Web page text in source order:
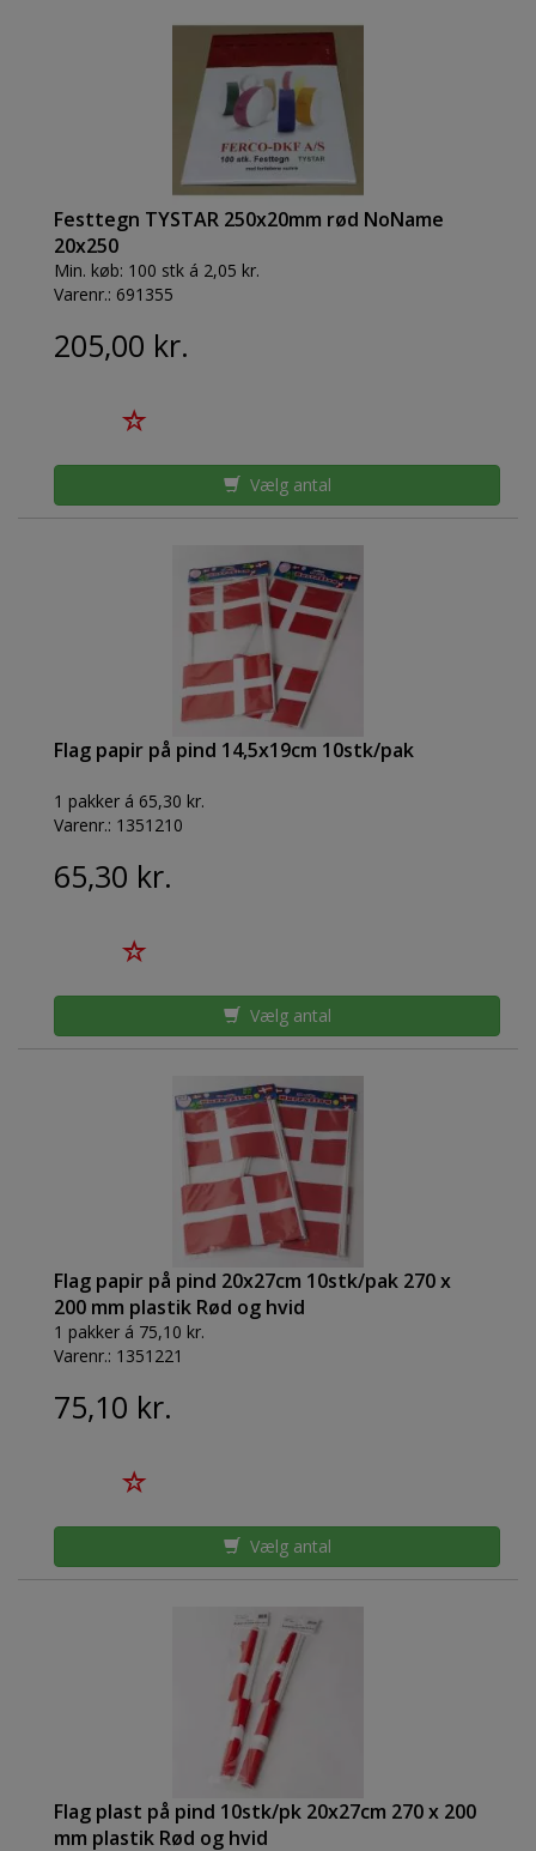
Festtegn TYSTAR 250x20mm rød NoName
20x250
Min. køb: 100 stk á 2,05 kr.
Varenr.: 691355
205,00 kr.
Vælg antal
Flag papir på pind 14,5x19cm 10stk/pak
1 pakker á 65,30 kr.
Varenr.: 1351210
65,30 kr.
Vælg antal
Flag papir på pind 20x27cm 10stk/pak 270 x
200 mm plastik Rød og hvid
1 pakker á 75,10 kr.
Varenr.: 1351221
75,10 kr.
Vælg antal
Flag plast på pind 10stk/pk 20x27cm 270 x 200
mm plastik Rød og hvid